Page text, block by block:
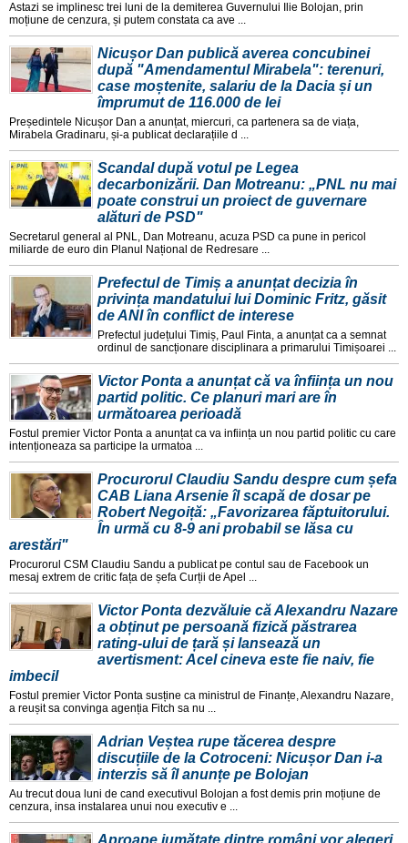
Astazi se implinesc trei luni de la demiterea Guvernului Ilie Bolojan, prin
moțiune de cenzura, și putem constata ca ave ...
Nicușor Dan publică averea concubinei
după "Amendamentul Mirabela": terenuri,
case moștenite, salariu de la Dacia și un
împrumut de 116.000 de lei
Președintele Nicușor Dan a anunțat, miercuri, ca partenera sa de viața,
Mirabela Gradinaru, și-a publicat declarațiile d ...
Scandal după votul pe Legea
decarbonizării. Dan Motreanu: „PNL nu mai
poate construi un proiect de guvernare
alături de PSD"
Secretarul general al PNL, Dan Motreanu, acuza PSD ca pune in pericol
miliarde de euro din Planul Național de Redresare ...
Prefectul de Timiș a anunțat decizia în
privința mandatului lui Dominic Fritz, găsit
de ANI în conflict de interese
Prefectul județului Timiș, Paul Finta, a anunțat ca a semnat
ordinul de sancționare disciplinara a primarului Timișoarei ...
Victor Ponta a anunțat că va înființa un nou
partid politic. Ce planuri mari are în
următoarea perioadă
Fostul premier Victor Ponta a anunțat ca va inființa un nou partid politic cu care
intenționeaza sa participe la urmatoa ...
Procurorul Claudiu Sandu despre cum șefa
CAB Liana Arsenie îl scapă de dosar pe
Robert Negoiță: „Favorizarea făptuitorului.
În urmă cu 8-9 ani probabil se lăsa cu
arestări"
Procurorul CSM Claudiu Sandu a publicat pe contul sau de Facebook un
mesaj extrem de critic fața de șefa Curții de Apel ...
Victor Ponta dezvăluie că Alexandru Nazare
a obținut pe persoană fizică păstrarea
rating-ului de țară și lansează un
avertisment: Acel cineva este fie naiv, fie
imbecil
Fostul premier Victor Ponta susține ca ministrul de Finanțe, Alexandru Nazare,
a reușit sa convinga agenția Fitch sa nu ...
Adrian Veștea rupe tăcerea despre
discuțiile de la Cotroceni: Nicușor Dan i-a
interzis să îl anunțe pe Bolojan
Au trecut doua luni de cand executivul Bolojan a fost demis prin moțiune de
cenzura, insa instalarea unui nou executiv e ...